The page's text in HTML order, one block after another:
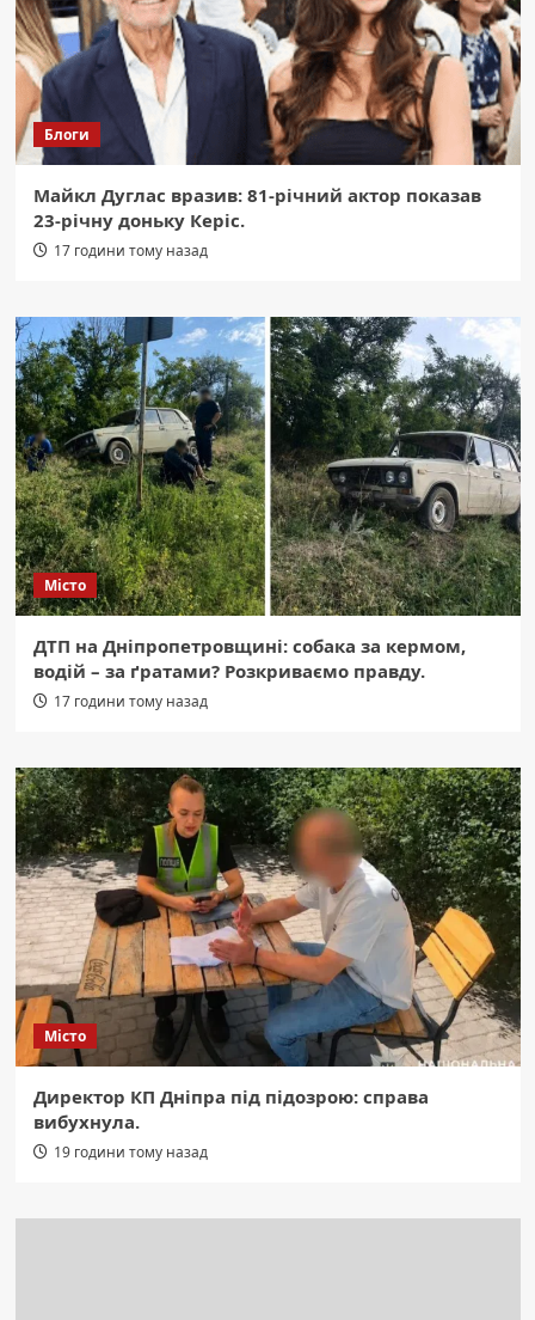
Блоги
Майкл Дуглас вразив: 81-річний актор показав
23-річну доньку Керіс.
17 години тому назад
Місто
ДТП на Дніпропетровщині: собака за кермом,
водій – за ґратами? Розкриваємо правду.
17 години тому назад
Місто
Директор КП Дніпра під підозрою: справа
вибухнула.
19 години тому назад